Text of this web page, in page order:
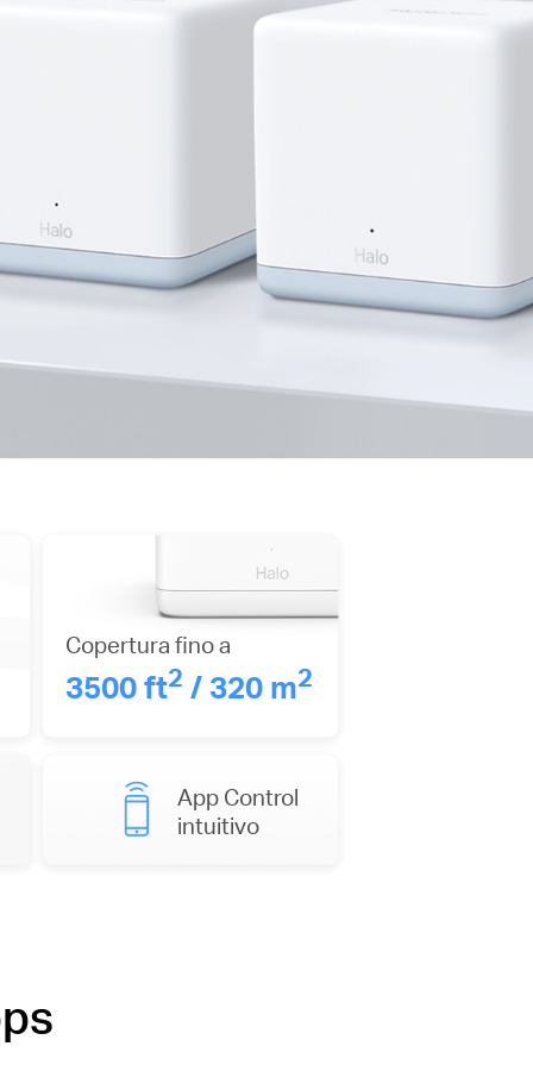
Copertura fino a
3500 ft2 / 320 m2
App Control
intuitivo